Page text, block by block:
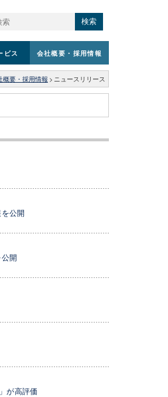
検索
ビス 会社概要 ・採用情報
概要・採用情報 > ニュースリリース
公開
開
が高評価